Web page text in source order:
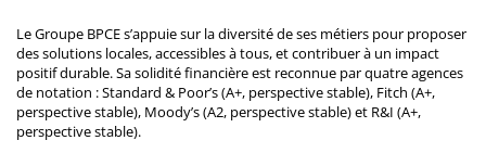
Le Groupe BPCE s’appuie sur la diversité de ses métiers pour proposer
des solutions locales, accessibles à tous, et contribuer à un impact
positif durable. Sa solidité financière est reconnue par quatre agences
de notation : Standard & Poor’s (A+, perspective stable), Fitch (A+,
perspective stable), Moody’s (A2, perspective stable) et R&I (A+,
perspective stable).